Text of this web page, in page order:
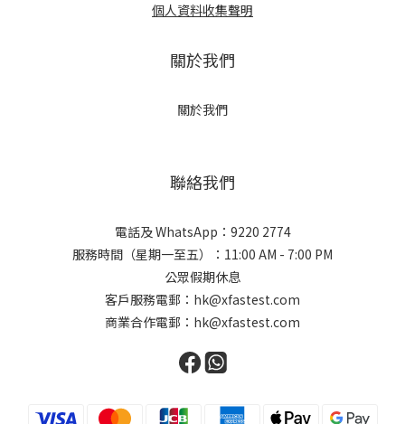
個人資料收集聲明
關於我們
關於我們
聯絡我們
電話及 WhatsApp：9220 2774
服務時間（星期一至五）：11:00 AM - 7:00 PM
公眾假期休息
客戶服務電郵：hk@xfastest.com
商業合作電郵：hk@xfastest.com